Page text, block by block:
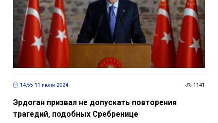
14:55 11 июля 2024 1141
Эрдоган призвал не допускать повторения
трагедий, подобных Сребренице